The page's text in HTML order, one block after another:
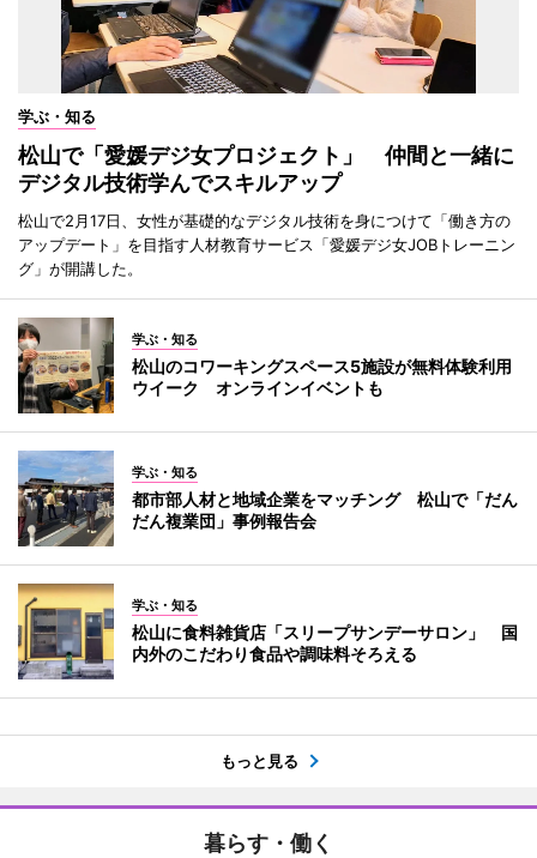
学ぶ・知る
松山で「愛媛デジ女プロジェクト」 仲間と一緒に
デジタル技術学んでスキルアップ
松山で2月17日、女性が基礎的なデジタル技術を身につけて「働き方の
アップデート」を目指す人材教育サービス「愛媛デジ女JOBトレーニン
グ」が開講した。
学ぶ・知る
松山のコワーキングスペース5施設が無料体験利用
ウイーク オンラインイベントも
学ぶ・知る
都市部人材と地域企業をマッチング 松山で「だん
だん複業団」事例報告会
学ぶ・知る
松山に食料雑貨店「スリープサンデーサロン」 国
内外のこだわり食品や調味料そろえる
もっと見る
暮らす・働く